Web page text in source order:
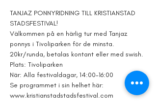
TANJAZ PONNYRIDNING TILL KRISTIANSTAD
STADSFESTIVAL!
Välkommen på en härlig tur med Tanjaz
ponnys i Tivoliparken för de minsta.
20kr/runda, betalas kontant eller med swish.
Plats: Tivoliparken
När: Alla festivaldagar, 14:00-16:00
Se programmet i sin helhet här:
www.kristianstadstadsfestival.com